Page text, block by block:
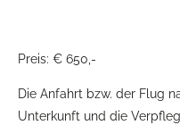
Preis: € 650,-
Die Anfahrt bzw. der Flug
Unterkunft und die